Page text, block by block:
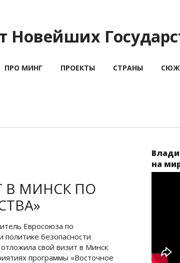
ПРО МИНГ ПРОЕКТЫ СТРАНЫ
В МИНСК ПО
Евросоюза по
безопасности
свой визит в Минск
программы «Восточное
на